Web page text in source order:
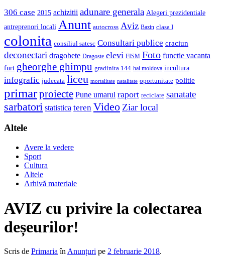
306 case 2015 achizitii adunare generala Alegeri prezidentiale
antreprenori locali Anunt autocross Aviz Bazin clasa I
colonita consiliul satesc Consultari publice craciun
deconectari dragobete Dragoste elevi FISM Foto functie vacanta
furt gheorghe ghimpu gradinita 144 hai moldova incultura
infografic judecata liceu mortalitate natalitate oportunitate politie
primarproiecte Pune umarul raport reciclare sanatate
sarbatori statistica teren Video Ziar local
Altele
Avere la vedere
Sport
Cultura
Altele
Arhivă materiale
AVIZ cu privire la colectarea
deșeurilor!
Scris de Primaria în Anunțuri pe 2 februarie 2018.